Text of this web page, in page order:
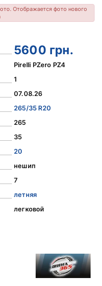
Отображается фото нового
5600 грн.
Pirelli PZero PZ4
1
07.08.26
265/35 R20
265
35
20
нешип
7
летняя
легковой